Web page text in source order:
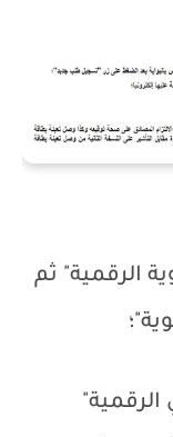
الرقمية" ثم